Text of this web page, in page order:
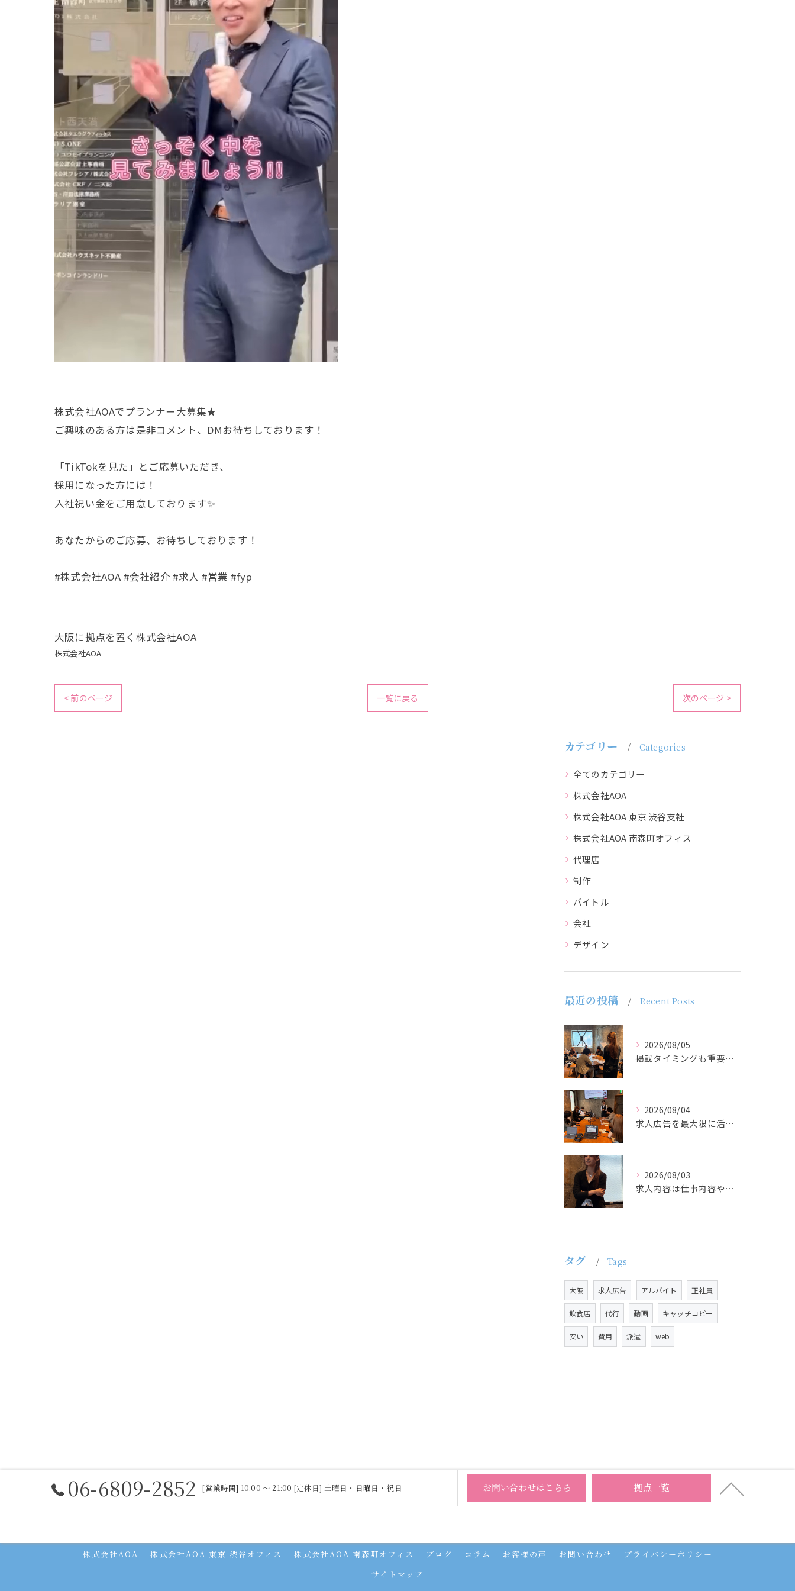
株式会社AOAでプランナー大募集★
ご興味のある方は是非コメント、DMお待ちしております！
「TikTokを見た」とご応募いただき、
採用になった方には！
入社祝い金をご用意しております✨️
あなたからのご応募、お待ちしております！
#株式会社AOA #会社紹介 #求人 #営業 #fyp
大阪に拠点を置く株式会社AOA
株式会社AOA
< 前のページ 一覧に戻る 次のページ >
カテゴリー Categories
全てのカテゴリー
株式会社AOA
株式会社AOA 東京 渋谷支社
株式会社AOA 南森町オフィス
代理店
制作
バイトル
会社
デザイン
最近の投稿 Recent Posts
2026/08/05
掲載タイミングも重要で、業界動向や求職者の活動時期に合わせて...
2026/08/04
求人広告を最大限に活用するためには、ターゲット設定の精度を高...
2026/08/03
求人内容は仕事内容や条件を具体的かつわかりやすく記載し、応募...
タグ Tags
大阪 求人広告 アルバイト 正社員
飲食店 代行 動画 キャッチコピー
安い 費用 派遣 web
06-6809-2852 [営業時間] 10:00 〜 21:00 [定休日] 土曜日・日曜日・祝日 お問い合わせはこちら 拠点一覧
株式会社AOA
株式会社AOA 東京 渋谷オフィス 株式会社AOA 南森町オフィス ブログ コラム お客様の声 お問い合わせ
プライバシーポリシー
サイトマップ